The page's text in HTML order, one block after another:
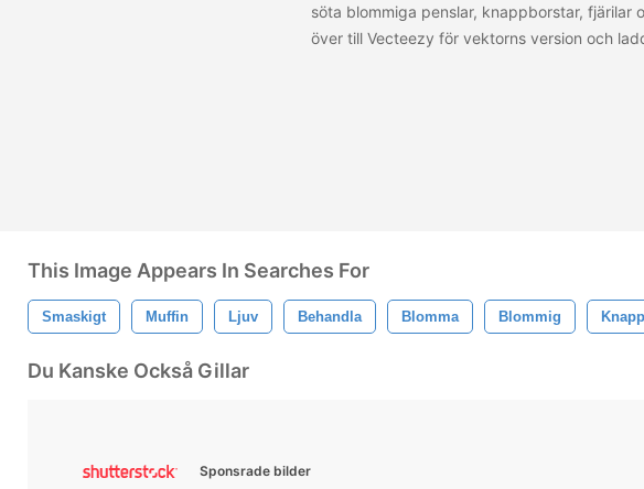
söta blommiga penslar, knappborstar, fjärilar
över till Vecteezy för vektorns version och
This Image Appears In Searches For
Smaskigt Muffin Ljuv Behandla Blomma Blommig Knapp
Du Kanske Också Gillar
Sponsrade bilder